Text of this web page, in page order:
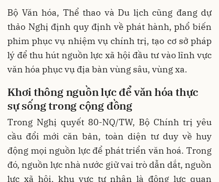
Bộ Văn hóa, Thể thao và Du lịch cũng đang dự
thảo Nghị định quy định về phát hành, phổ biến
phim phục vụ nhiệm vụ chính trị, tạo cơ sở pháp
lý để thu hút nguồn lực xã hội đầu tư vào lĩnh vực
văn hóa phục vụ địa bàn vùng sâu, vùng xa.
Khơi thông nguồn lực để văn hóa thực
sự sống trong cộng đồng
Trong Nghị quyết 80-NQ/TW, Bộ Chính trị yêu
cầu đổi mới căn bản, toàn diện tư duy về huy
động mọi nguồn lực để phát triển văn hoá. Trong
đó, nguồn lực nhà nước giữ vai trò dẫn dắt, nguồn
lực xã hội, khu vực tư nhân là động lực quan